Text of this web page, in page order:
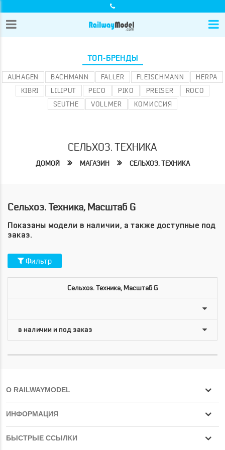
ТОП-БРЕНДЫ
AUHAGEN BACHMANN FALLER FLEISCHMANN
HERPA
KIBRI
LILIPUT PECO PIKO PREISER
ROCO
SEUTHE
VOLLMER КОМИССИЯ
СЕЛЬХОЗ. ТЕХНИКА
ДОМОЙ МАГАЗИН СЕЛЬХОЗ. ТЕХНИКА
Сельхоз. Техника, Масштаб G
Показаны модели в наличии, а также доступные под
заказ.
Фильтр
Сельхоз. Техника, Масштаб G
О RAILWAYMODEL
ИНФОРМАЦИЯ
БЫСТРЫЕ ССЫЛКИ